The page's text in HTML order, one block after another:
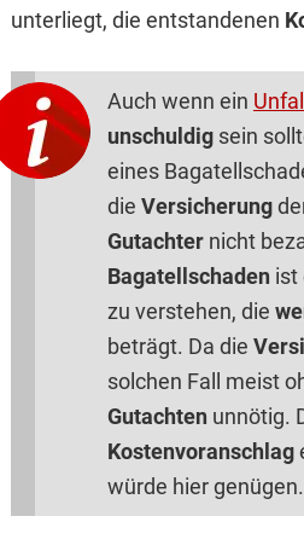
unterliegt, die entstandenen
Auch wenn ein
unschuldigsein
eines
die Versicherung
Gutachternicht
Bagatellschaden ist
zu verstehen, die
beträgt. Da die
solchen Fall meist
Gutachten unnötig.
Kostenvoranschlag
würde hier genügen.